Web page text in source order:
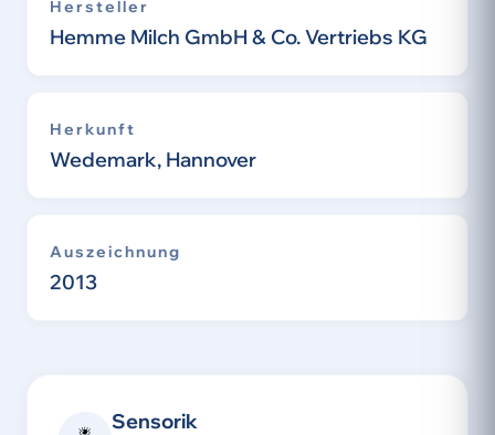
Hersteller
Hemme Milch GmbH & Co. Vertriebs KG
Herkunft
Wedemark, Hannover
Auszeichnung
2013
Sensorik